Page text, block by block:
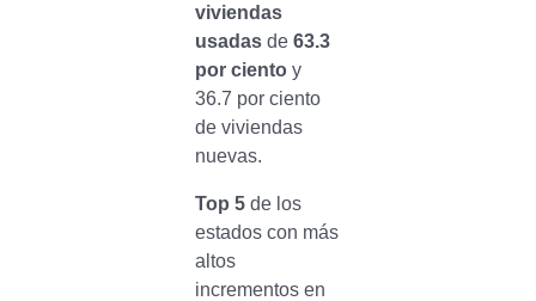
viviendas
usadas de 63.3
por cientoy
36.7 por ciento
de viviendas
nuevas.
Top 5de los
estados con más
altos
incrementos en